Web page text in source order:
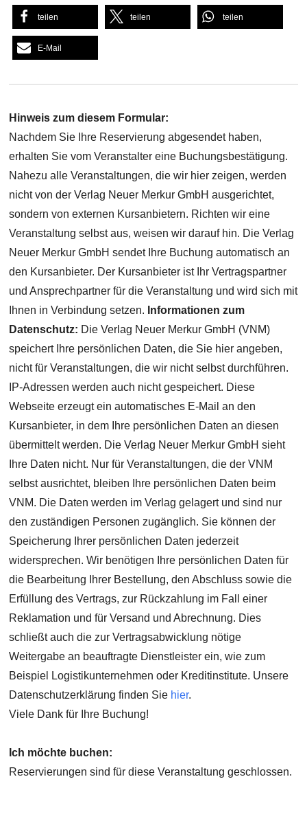
teilen teilen teilen
E-Mail
Hinweis zum diesem Formular:
Nachdem Sie Ihre Reservierung abgesendet haben,
erhalten Sie vom Veranstalter eine Buchungsbestätigung.
Nahezu alle Veranstaltungen, die wir hier zeigen, werden
nicht von der Verlag Neuer Merkur GmbH ausgerichtet,
sondern von externen Kursanbietern. Richten wir eine
Veranstaltung selbst aus, weisen wir darauf hin. Die Verlag
Neuer Merkur GmbH sendet Ihre Buchung automatisch an
den Kursanbieter. Der Kursanbieter ist Ihr Vertragspartner
und Ansprechpartner für die Veranstaltung und wird sich mit
Ihnen in Verbindung setzen. Informationen zum
Datenschutz: Die Verlag Neuer Merkur GmbH (VNM)
speichert Ihre persönlichen Daten, die Sie hier angeben,
nicht für Veranstaltungen, die wir nicht selbst durchführen.
IP-Adressen werden auch nicht gespeichert. Diese
Webseite erzeugt ein automatisches E-Mail an den
Kursanbieter, in dem Ihre persönlichen Daten an diesen
übermittelt werden. Die Verlag Neuer Merkur GmbH sieht
Ihre Daten nicht. Nur für Veranstaltungen, die der VNM
selbst ausrichtet, bleiben Ihre persönlichen Daten beim
VNM. Die Daten werden im Verlag gelagert und sind nur
den zuständigen Personen zugänglich. Sie können der
Speicherung Ihrer persönlichen Daten jederzeit
widersprechen. Wir benötigen Ihre persönlichen Daten für
die Bearbeitung Ihrer Bestellung, den Abschluss sowie die
Erfüllung des Vertrags, zur Rückzahlung im Fall einer
Reklamation und für Versand und Abrechnung. Dies
schließt auch die zur Vertragsabwicklung nötige
Weitergabe an beauftragte Dienstleister ein, wie zum
Beispiel Logistikunternehmen oder Kreditinstitute. Unsere
Datenschutzerklärung finden Sie hier.
Viele Dank für Ihre Buchung!
Ich möchte buchen:
Reservierungen sind für diese Veranstaltung geschlossen.